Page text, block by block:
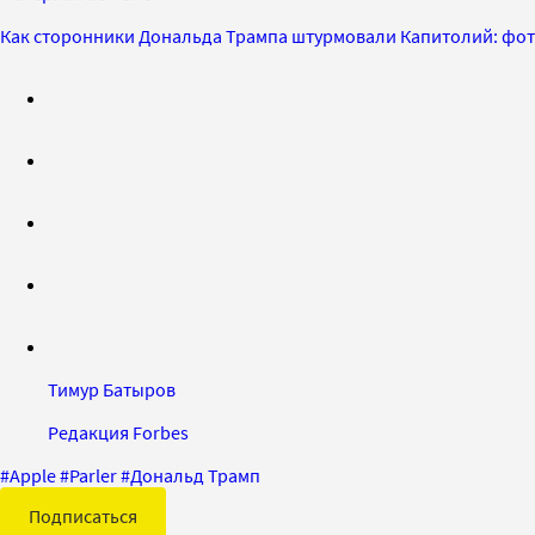
Как сторонники Дональда Трампа штурмовали Капитолий:
Тимур Батыров
Редакция Forbes
#Apple#Parler#Дональд Трамп
Подписаться